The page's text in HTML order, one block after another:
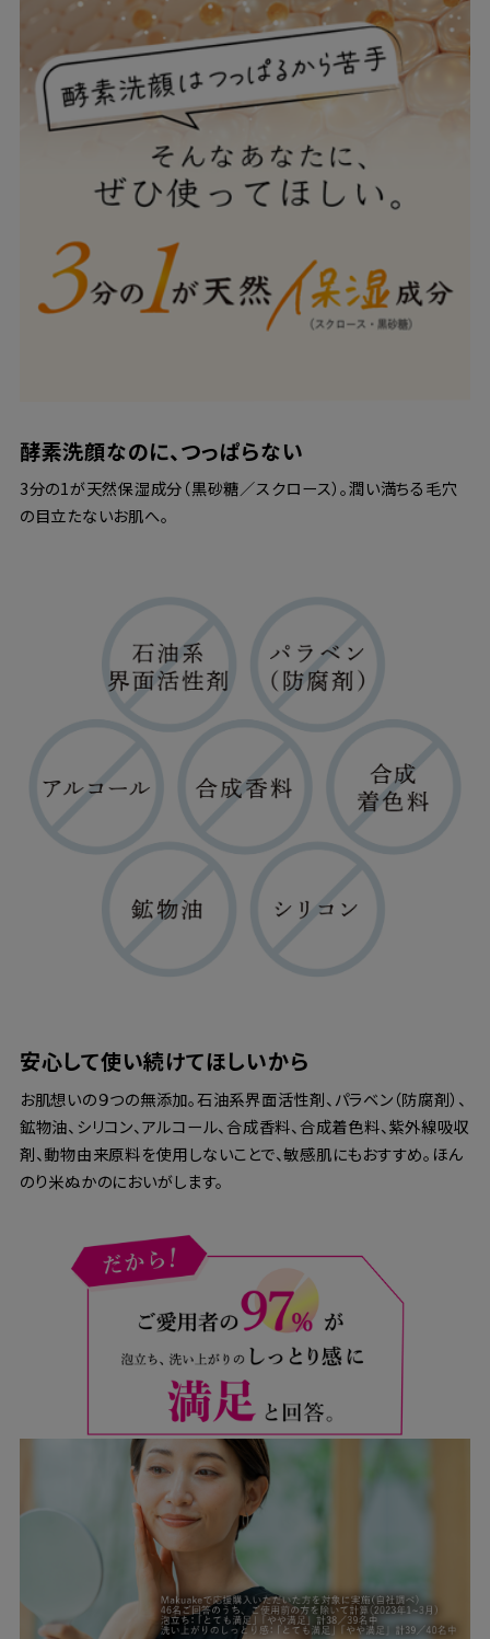
酵素洗顔なのに、つっぱらない
3分の1が天然保湿成分（黒砂糖／スクロース）。潤い満ちる毛穴
の目立たないお肌へ。
安心して使い続けてほしいから
お肌想いの９つの無添加。石油系界面活性剤、パラベン（防腐剤）、
鉱物油、シリコン、アルコール、合成香料、合成着色料、紫外線吸収
剤、動物由来原料を使用しないことで、敏感肌にもおすすめ。ほん
のり米ぬかのにおいがします。